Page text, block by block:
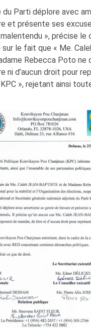
du Parti déplore avec
et présente ses
», précise le
sur le fait que « Me.
Rebecca Poto ne
ni d’aucun droit pour
», rejetant ainsi